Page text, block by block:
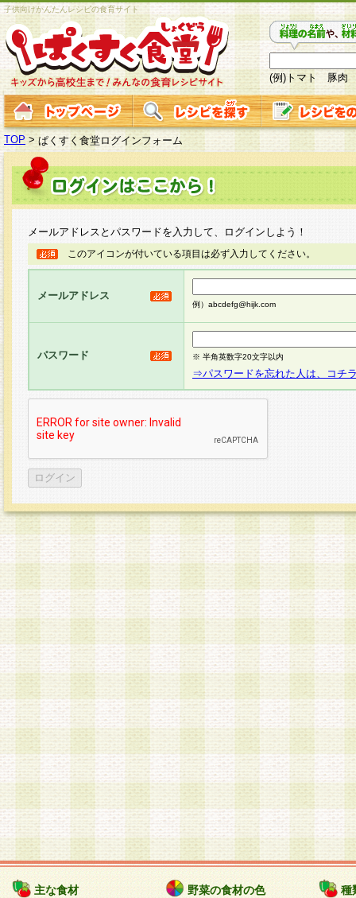
子供向けかんたんレシピの食育サイト
(例)トマト 豚肉
TOP > ぱくすく食堂ログインフォーム
メールアドレスとパスワードを入力して、ログインしよう！
このアイコンが付いている項目は必ず入力してください。
メールアドレス
例）abcdefg@hijk.com
パスワード ※ 半角英数字20文字以内
⇒パスワードを忘れた人は、コチ
主な食材 野菜の食材の色 種